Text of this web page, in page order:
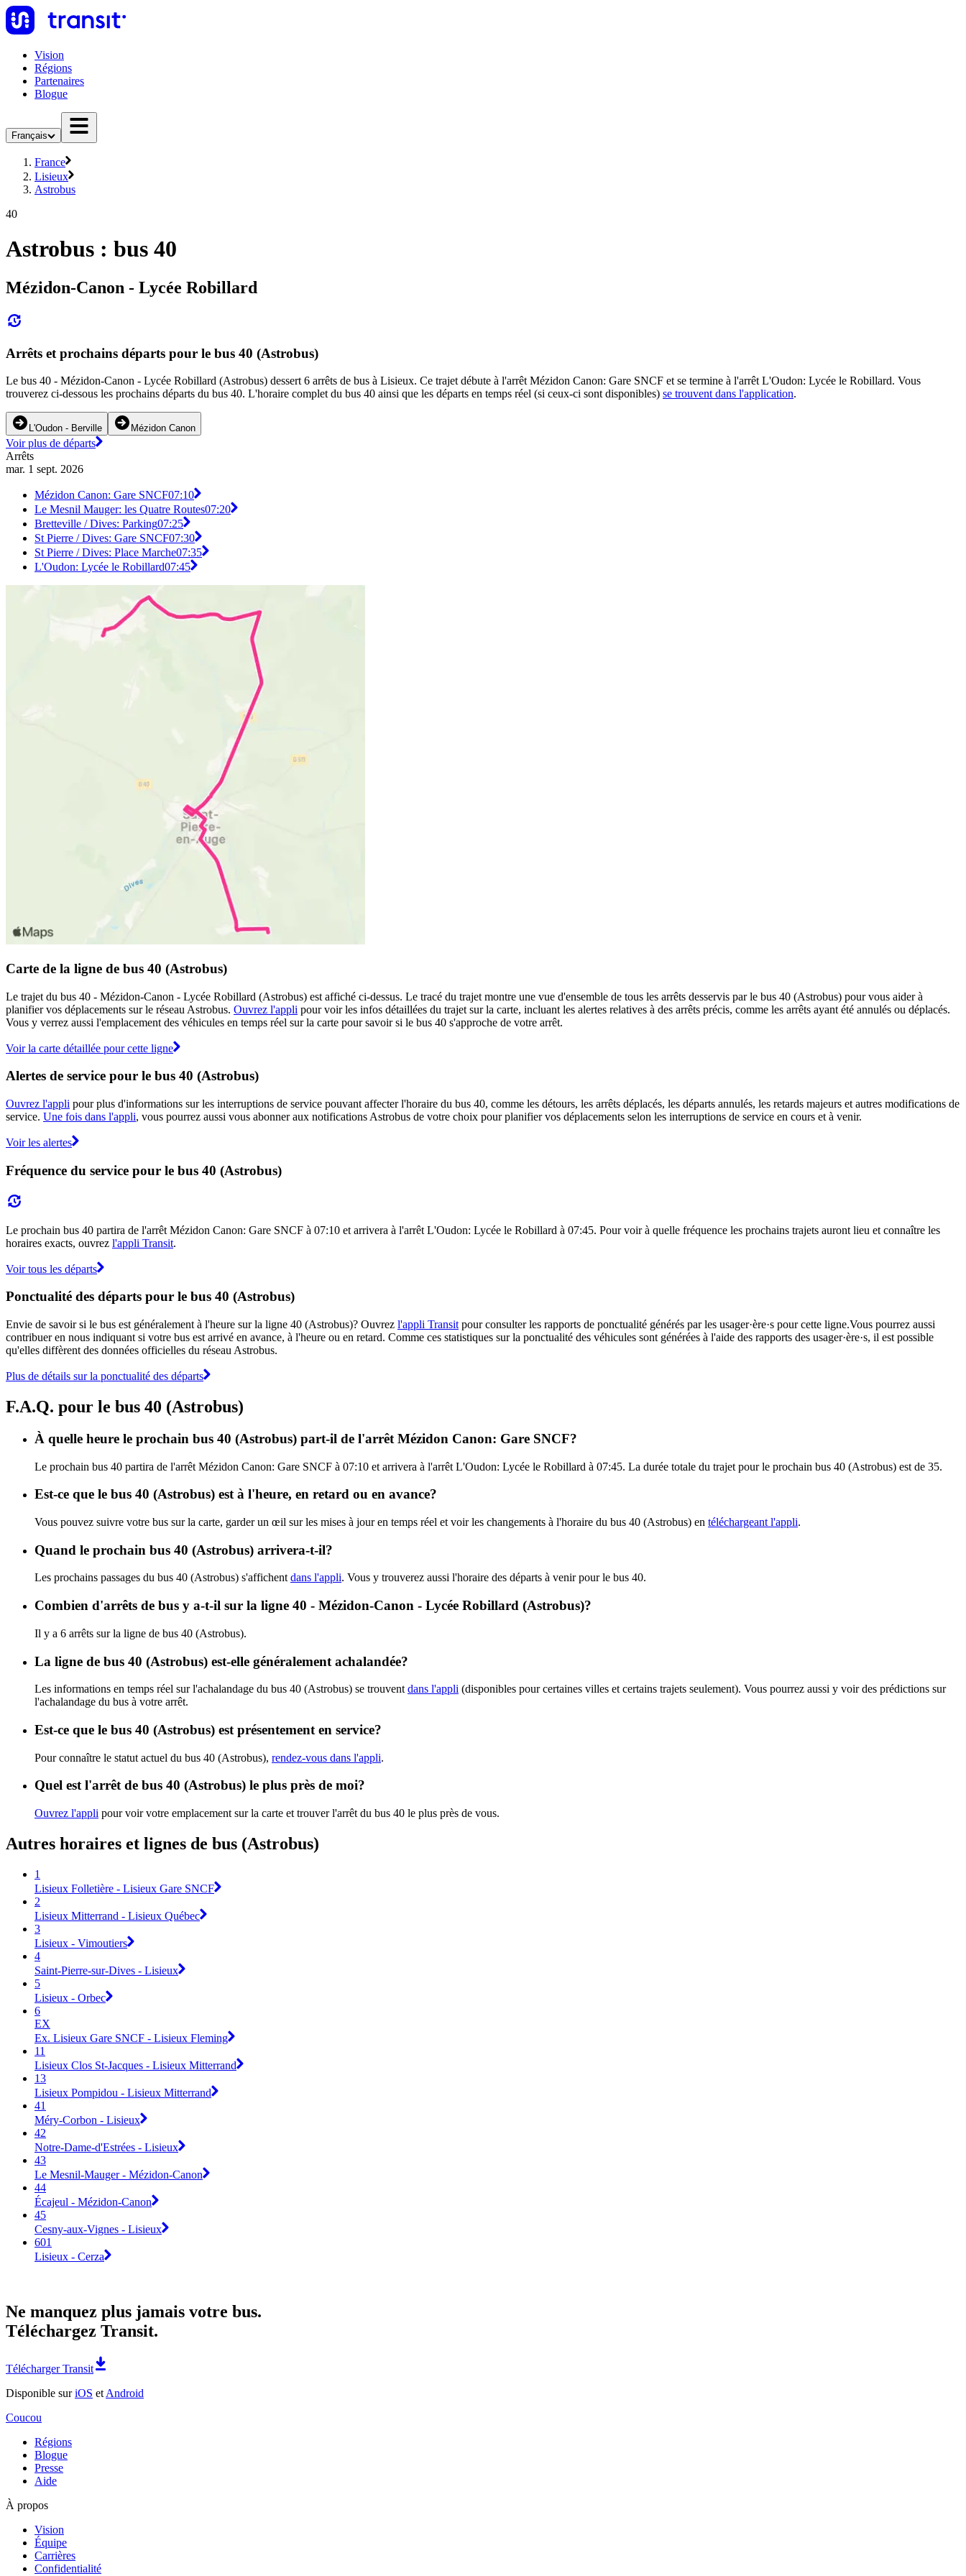
Vision
Régions
Partenaires
Blogue
Français
France
Lisieux
Astrobus
40
Astrobus : bus 40
Mézidon-Canon - Lycée Robillard
Arrêts et prochains départs pour le bus 40 (Astrobus)
Le bus 40 - Mézidon-Canon - Lycée Robillard (Astrobus) dessert 6 arrêts de bus à Lisieux. Ce trajet débute à l'arrêt Mézidon Canon: Gare SNCF et se termine à l'arrêt L'Oudon: Lycée le Robillard. Vous
trouverez ci-dessous les prochains départs du bus 40. L'horaire complet du bus 40 ainsi que les départs en temps réel (si ceux-ci sont disponibles) se trouvent dans l'application.
L'Oudon - Berville Mézidon Canon
Voir plus de départs
Arrêts
mar. 1 sept. 2026
Mézidon Canon: Gare SNCF07:10
Le Mesnil Mauger: les Quatre Routes07:20
Bretteville / Dives: Parking07:25
St Pierre / Dives: Gare SNCF07:30
St Pierre / Dives: Place Marche07:35
L'Oudon: Lycée le Robillard07:45
Carte de la ligne de bus 40 (Astrobus)
Le trajet du bus 40 - Mézidon-Canon - Lycée Robillard (Astrobus) est affiché ci-dessus. Le tracé du trajet montre une vue d'ensemble de tous les arrêts desservis par le bus 40 (Astrobus) pour vous aider à
planifier vos déplacements sur le réseau Astrobus. Ouvrez l'appli pour voir les infos détaillées du trajet sur la carte, incluant les alertes relatives à des arrêts précis, comme les arrêts ayant été annulés ou déplacés.
Vous y verrez aussi l'emplacement des véhicules en temps réel sur la carte pour savoir si le bus 40 s'approche de votre arrêt.
Voir la carte détaillée pour cette ligne
Alertes de service pour le bus 40 (Astrobus)
Ouvrez l'appli pour plus d'informations sur les interruptions de service pouvant affecter l'horaire du bus 40, comme les détours, les arrêts déplacés, les départs annulés, les retards majeurs et autres modifications de
service. Une fois dans l'appli, vous pourrez aussi vous abonner aux notifications Astrobus de votre choix pour planifier vos déplacements selon les interruptions de service en cours et à venir.
Voir les alertes
Fréquence du service pour le bus 40 (Astrobus)
Le prochain bus 40 partira de l'arrêt Mézidon Canon: Gare SNCF à 07:10 et arrivera à l'arrêt L'Oudon: Lycée le Robillard à 07:45. Pour voir à quelle fréquence les prochains trajets auront lieu et connaître les
horaires exacts, ouvrez l'appli Transit.
Voir tous les départs
Ponctualité des départs pour le bus 40 (Astrobus)
Envie de savoir si le bus est généralement à l'heure sur la ligne 40 (Astrobus)? Ouvrez l'appli Transit pour consulter les rapports de ponctualité générés par les usager·ère·s pour cette ligne.Vous pourrez aussi
contribuer en nous indiquant si votre bus est arrivé en avance, à l'heure ou en retard. Comme ces statistiques sur la ponctualité des véhicules sont générées à l'aide des rapports des usager·ère·s, il est possible
qu'elles diffèrent des données officielles du réseau Astrobus.
Plus de détails sur la ponctualité des départs
F.A.Q. pour le bus 40 (Astrobus)
À quelle heure le prochain bus 40 (Astrobus) part-il de l'arrêt Mézidon Canon: Gare SNCF?
Le prochain bus 40 partira de l'arrêt Mézidon Canon: Gare SNCF à 07:10 et arrivera à l'arrêt L'Oudon: Lycée le Robillard à 07:45. La durée totale du trajet pour le prochain bus 40 (Astrobus) est de 35.
Est-ce que le bus 40 (Astrobus) est à l'heure, en retard ou en avance?
Vous pouvez suivre votre bus sur la carte, garder un œil sur les mises à jour en temps réel et voir les changements à l'horaire du bus 40 (Astrobus) en téléchargeant l'appli.
Quand le prochain bus 40 (Astrobus) arrivera-t-il?
Les prochains passages du bus 40 (Astrobus) s'affichent dans l'appli. Vous y trouverez aussi l'horaire des départs à venir pour le bus 40.
Combien d'arrêts de bus y a-t-il sur la ligne 40 - Mézidon-Canon - Lycée Robillard (Astrobus)?
Il y a 6 arrêts sur la ligne de bus 40 (Astrobus).
La ligne de bus 40 (Astrobus) est-elle généralement achalandée?
Les informations en temps réel sur l'achalandage du bus 40 (Astrobus) se trouvent dans l'appli (disponibles pour certaines villes et certains trajets seulement). Vous pourrez aussi y voir des prédictions sur
l'achalandage du bus à votre arrêt.
Est-ce que le bus 40 (Astrobus) est présentement en service?
Pour connaître le statut actuel du bus 40 (Astrobus), rendez-vous dans l'appli.
Quel est l'arrêt de bus 40 (Astrobus) le plus près de moi?
Ouvrez l'appli pour voir votre emplacement sur la carte et trouver l'arrêt du bus 40 le plus près de vous.
Autres horaires et lignes de bus (Astrobus)
1
Lisieux Folletière - Lisieux Gare SNCF
2
Lisieux Mitterrand - Lisieux Québec
3
Lisieux - Vimoutiers
4
Saint-Pierre-sur-Dives - Lisieux
5
Lisieux - Orbec
6
EX
Ex. Lisieux Gare SNCF - Lisieux Fleming
11
Lisieux Clos St-Jacques - Lisieux Mitterrand
13
Lisieux Pompidou - Lisieux Mitterrand
41
Méry-Corbon - Lisieux
42
Notre-Dame-d'Estrées - Lisieux
43
Le Mesnil-Mauger - Mézidon-Canon
44
Écajeul - Mézidon-Canon
45
Cesny-aux-Vignes - Lisieux
601
Lisieux - Cerza
Ne manquez plus jamais votre bus.
Téléchargez Transit.
Télécharger Transit
Disponible suriOS et Android
Coucou
Régions
Blogue
Presse
Aide
À propos
Vision
Équipe
Carrières
Confidentialité